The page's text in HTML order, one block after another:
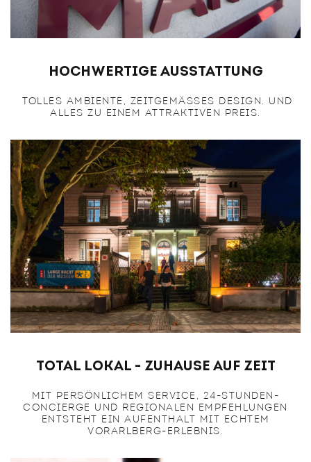
Hochwertige Ausstattung
TOLLES AMBIENTE, ZEITGEMÄSSES DESIGN. UND
ALLES ZU EINEM ATTRAKTIVEN PREIS.
Total Lokal - Zuhause auf Zeit
MIT PERSÖNLICHEM SERVICE, 24-STUNDEN-
CONCIERGE UND REGIONALEN EMPFEHLUNGEN
ENTSTEHT EIN AUFENTHALT MIT ECHTEM
VORARLBERG-ERLEBNIS.